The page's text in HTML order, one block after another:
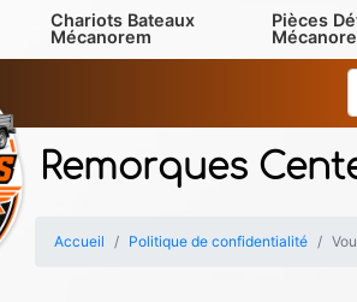
Remorques
Chariots Bateaux
Mécanorem
Pièces
Accueil Politique de confidentialité